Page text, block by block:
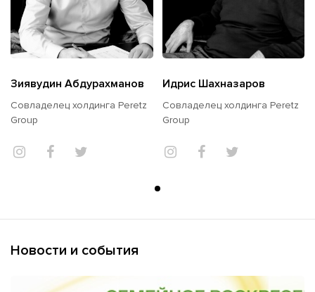
Зиявудин Абдурахманов
Совладелец холдинга Peretz
Group
Идрис Шахназаров
Совладелец холдинга Peretz
Group
Новости и события